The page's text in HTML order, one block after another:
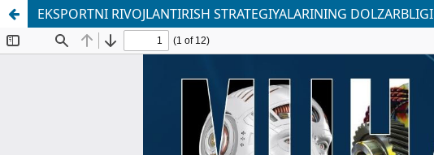
EKSPORTNI RIVOJLANTIRISH STRATEGIYALARINING DOLZARBLIGI